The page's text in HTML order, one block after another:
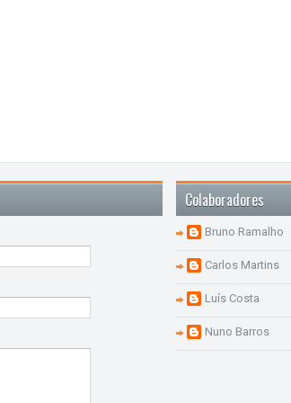
Colaboradores
Bruno Ramalho
Carlos Martins
Luís Costa
Nuno Barros